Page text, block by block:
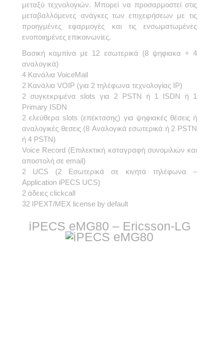
μεταξύ τεχνολογιών. Μπορεί να προσαρμοστεί στις
μεταβαλλόμενες ανάγκες των επιχειρήσεων με τις
προηγμένες εφαρμογές και τις ενσωματωμένες
ενοποιημένες επικοινωνίες.
Βασική καμπίνα με 12 εσωτερικά (8 ψηφιακα + 4
αναλογικά)
4 Κανάλια VoiceMail
2 Κανάλια VOIP (για 2 τηλέφωνα τεχνολογίας IP)
2 συγκεκριμένα slots για 2 PSTN ή 1 ISDN ή 1
Primary ISDN
2 ελεύθερα slots (επέκτασης) για ψηφιακές θέσεις ή
αναλογικές θεσεις (8 Aναλογικά εσωτερικά ή 2 PSTN
ή 4 PSTN)
Voice Record (Επιλεκτική καταγραφή συνομιλιών και
αποστολή σε email)
2 UCS (2 Eσωτερικά σε κινητά τηλέφωνα –
Application iPECS UCS)
2 άδειες clickcall
32 IPEXT/MEX license by default
iPECS eMG80 – Ericsson-LG